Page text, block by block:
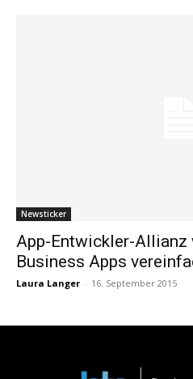
Newsticker
App-Entwickler-Allianz
Business Apps
Laura Langer - 16. September 2015